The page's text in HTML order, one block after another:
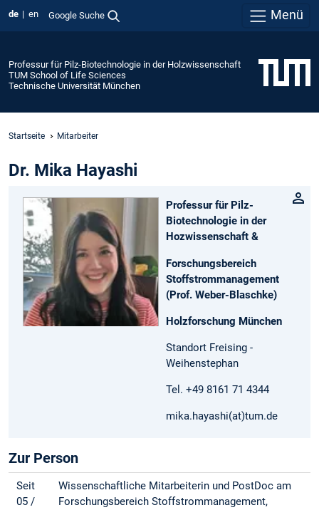
de en Google Suche Menü
Professur für Pilz-Biotechnologie in der Holzwissenschaft
TUM School of Life Sciences
Technische Universität München
Startseite Mitarbeiter
Dr. Mika Hayashi
Professur für Pilz-
Biotechnologie in der
Hozwissenschaft &
Forschungsbereich
Stoffstrommanagement
(Prof. Weber-Blaschke)
Holzforschung München
Standort Freising -
Weihenstephan
Tel. +49 8161 71 4344
mika.hayashi(at)tum.de
Zur Person
Seit
05 /
Wissenschaftliche Mitarbeiterin und PostDoc am
Forschungsbereich Stoffstrommanagement,